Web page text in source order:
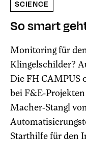
SCIENCE
So smart
Monitoring für
Klingelschilder?
Die FH CAMPUS
bei F&E-
Macher-Stangl
Starthilfe für den